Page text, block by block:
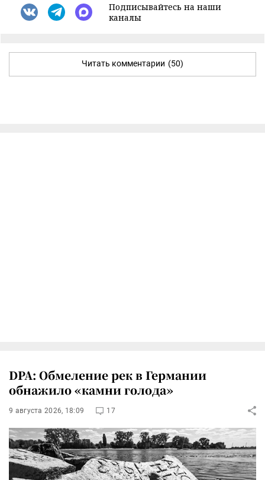
Подписывайтесь на наши
каналы
Читать комментарии (50)
DPA: Обмеление рек в Германии
обнажило «камни голода»
9 августа 2026, 18:09 17